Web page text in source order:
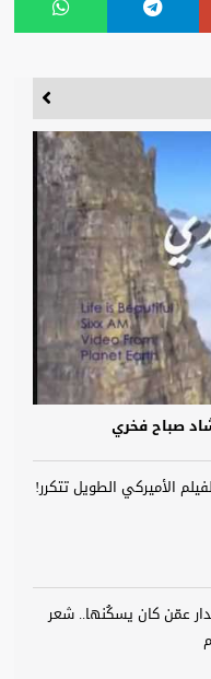
صباح فخري
الأميركي الطويل تتكرر!
عمّن كان يسكُنها.. شعر